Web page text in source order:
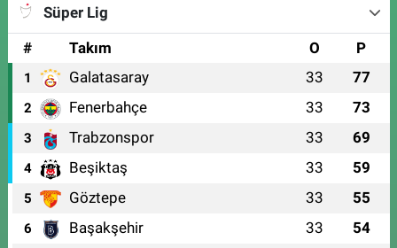
Süper Lig
#
Takım O P
1 Galatasaray 33 77
2 Fenerbahçe 33 73
3 Trabzonspor 33 69
4 Beşiktaş 33 59
5 Göztepe 33 55
6 Başakşehir 33 54